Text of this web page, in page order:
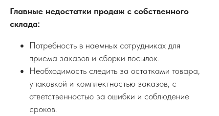
Главные недостатки продаж с собственного
склада:
Потребность в наемных сотрудниках для
приема заказов и сборки посылок.
Необходимость следить за остатками товара,
упаковкой и комплектностью заказов, с
ответственностью за ошибки и соблюдение
сроков.